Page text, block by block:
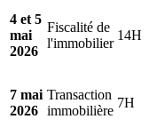
4 et 5
mai
2026
Fiscalité de
l'immobilier
14H
7 mai
2026
Transaction
immobilière
7H